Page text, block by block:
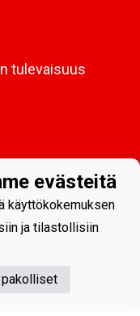
tulevaisuus
evästeitä
käyttökokemuksen
ja tilastollisiin
pakolliset